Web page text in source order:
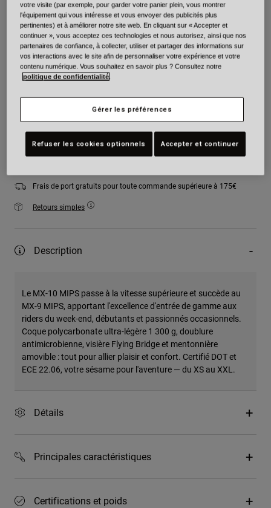
sélectionné
Taille Tableau des tailles
Frais de port gratuits pour toute commande supérieure à 175€
Retours simples
Description
Le MX-10 MIPS passe à la vitesse supérieure et succède au
MX-9 MIPS, apportant l'excellence d'entrée de gamme aux
riders du week-end, débutants et passionnés occasionnels.
Coque polycarbonate ultra-légère 1 300 g, doublure
antimicrobienne, visière Flying Bridge et mentonnière
amovible : tout pour allier plaisir et confort. Certifié DOT et
ECE 22.06, votre sésame pour l'aventure — du XS au XXL.
Détails
Principales caractéristiques
Certifications et poids
votre visite (par exemple, pour garder votre panier plein, vous montrer
l'équipement qui vous intéresse et vous envoyer des publicités plus
pertinentes) et à améliorer notre site web. En cliquant sur « Accepter et
continuer », vous acceptez ces technologies et nous autorisez, ainsi que nos
partenaires de confiance, à collecter, utiliser et partager des informations sur
vos interactions avec le site afin de personnaliser votre expérience et votre
contenu numérique. Vous souhaitez en savoir plus ? Consultez notre
politique de confidentialité
Gérer les préférences
Refuser les cookies optionnels Accepter et continuer